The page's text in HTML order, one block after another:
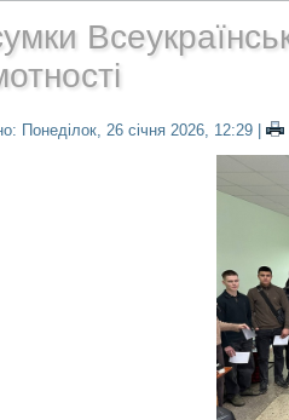
Понеділок, 26 січня 2026, 12:29 |